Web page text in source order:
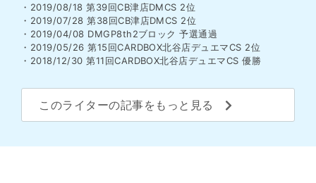
・2019/08/18 第39回CB津店DMCS 2位
・2019/07/28 第38回CB津店DMCS 2位
・2019/04/08 DMGP8th2ブロック 予選通過
・2019/05/26 第15回CARDBOX北谷店デュエマCS 2位
・2018/12/30 第11回CARDBOX北谷店デュエマCS 優勝
このライターの記事をもっと見る